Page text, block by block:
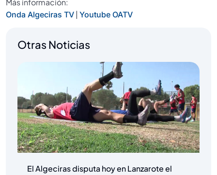
Onda Algeciras TV | Youtube OATV
Otras Noticias
El Algeciras disputa hoy en Lanzarote el